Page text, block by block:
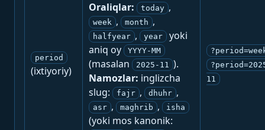
period
(ixtiyoriy)
Oraliqlar:
today ,
week , month ,
halfyear , year
yoki
aniq oy
YYYY-MM
(masalan 2025-11 ).
Namozlar: inglizcha
slug:
fajr , dhuhr ,
asr , maghrib , isha
(yoki mos kanonik:
11